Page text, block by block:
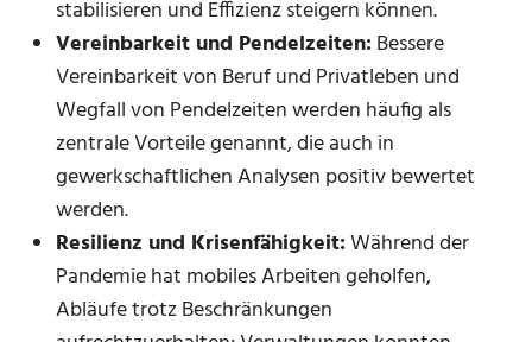
stabilisieren und Effizienz steigern können.
Vereinbarkeit und Pendelzeiten:Bessere
Vereinbarkeit von Beruf und Privatleben und
Wegfall von Pendelzeiten werden häufig als
zentrale Vorteile genannt, die auch in
gewerkschaftlichen Analysen positiv bewertet
werden.
Resilienz und Krisenfähigkeit:Während der
Pandemie hat mobiles Arbeiten geholfen,
Abläufe trotz Beschränkungen